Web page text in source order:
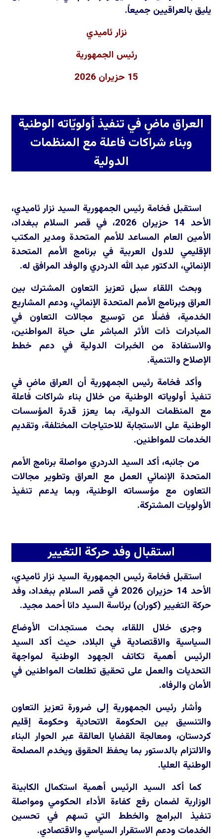
يليق بالعراقيين جميعاً.
نزار ئاميدي
رئيس الجمهورية
15 حزيران 2026
العراق ماضٍ في تنفيذ أولويّاته الوطنية
وبناء شراكات فاعلة مع المنظمات
الدولية
استقبل فخامة رئيس الجمهورية السيد نزار ئاميدي،
الأحد 14 حزيران 2026، في قصر السلام ببغداد،
الأمين العام المساعد للأمم المتحدة ومدير المكتب
الإقليمي للدول العربية في برنامج الأمم المتحدة
الإنمائي، الدكتور عبد الله الدردري والوفد المرافق له.
وبحث اللقاء سبل تعزيز التعاون المشترك بين
العراق وبرنامج الأمم المتحدة الإنمائي، ودعم المشاريع
الخدمية، فضلًا عن توسيع مجالات التعاون في
المبادرات ذات الأثر المباشر على حياة المواطنين،
والاستفادة من الخبرات الدولية في دعم خطط
الإصلاح والتنمية.
وأكد فخامة رئيس الجمهورية أن العراق ماضٍ في
تنفيذ أولوياته الوطنية من خلال بناء شراكات فاعلة
مع المنظمات الدولية، بما يعزز قدرة المؤسسات
الوطنية على الاستجابة للاحتياجات المختلفة، وتقديم
الخدمات للمواطنين.
من جانبه، أكد السيد الدردري مواصلة برنامج الأمم
المتحدة الإنمائي العمل مع العراق وتطوير مجالات
التعاون مع مؤسساته الوطنية، وبما يدعم تنفيذ
الأولويات المشتركة.
استقبال وفد حركة التغيير
استقبل فخامة رئيس الجمهورية السيد نزار ئاميدي،
الأحد 14 حزيران 2026 في قصر السلام ببغداد، وفد
حركة التغيير (كوران) برئاسة السيد دانا أحمد مجيد.
وجرى خلال اللقاء، بحث مستجدات الأوضاع
السياسية والاقتصادية في البلاد، حيث أكد السيد
الرئيس أهمية تكاتف الجهود الوطنية لمواجهة
التحديات والعمل على تحقيق تطلعات المواطنين في
الأمان والرفاه.
وأشار رئيس الجمهورية إلى ضرورة تعزيز التعاون
والتنسيق بين الحكومة الاتحادية وحكومة إقليم
كردستان، ومعالجة القضايا العالقة عبر الحوار البناء
والالتزام بالدستور بما يحفظ الحقوق ويخدم المصلحة
الوطنية العليا.
كما أكد السيد الرئيس أهمية استكمال الكابينة
الوزارية لضمان رفع كفاءة الأداء الحكومي ومواصلة
تنفيذ البرامج والخطط التي تسهم في تحسين
الخدمات ودعم الاستقرار السياسي والاقتصادي.